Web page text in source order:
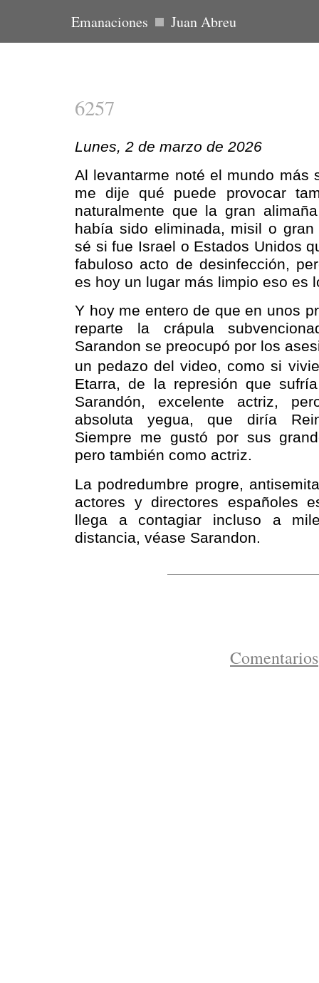
Emanaciones Juan Abreu
6257
Lunes, 2 de marzo de 2026
Al levantarme noté el mundo más
me dije qué puede provocar
naturalmente que la gran
había sido eliminada, misil o
sé si fue Israel o Estados Unidos
fabuloso acto de desinfección,
es hoy un lugar más limpio eso es
Y hoy me entero de que en unos
reparte la crápula
Sarandon se preocupó por los
un pedazo del video, como si
Etarra, de la represión que
Sarandón, excelente actriz,
absoluta yegua, que diría
Siempre me gustó por sus
pero también como actriz.
La podredumbre progre,
actores y directores españoles
llega a contagiar incluso a
distancia, véase Sarandon.
Comentarios